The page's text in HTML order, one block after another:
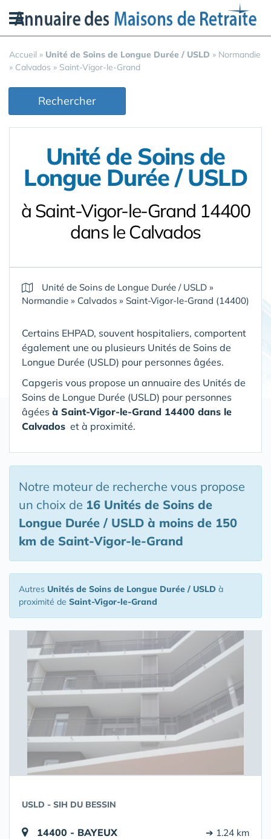
Accueil » Unité de Soins de Longue Durée / USLD » Normandie
» Calvados » Saint-Vigor-le-Grand
Rechercher
Unité de Soins de
Longue Durée / USLD
à Saint-Vigor-le-Grand 14400
dans le Calvados
Unité de Soins de Longue Durée / USLD »
Normandie » Calvados » Saint-Vigor-le-Grand (14400)
Certains EHPAD, souvent hospitaliers, comportent
également une ou plusieurs Unités de Soins de
Longue Durée (USLD) pour personnes âgées.
Capgeris vous propose un annuaire des Unités de
Soins de Longue Durée (USLD) pour personnes
âgées à Saint-Vigor-le-Grand 14400 dans le
Calvados et à proximité.
Notre moteur de recherche vous propose
un choix de 16 Unités de Soins de
Longue Durée / USLD à moins de 150
km de Saint-Vigor-le-Grand
Autres Unités de Soins de Longue Durée / USLD à
proximité de Saint-Vigor-le-Grand
USLD - SIH DU BESSIN
14400 - BAYEUX ➔ 1.24 km